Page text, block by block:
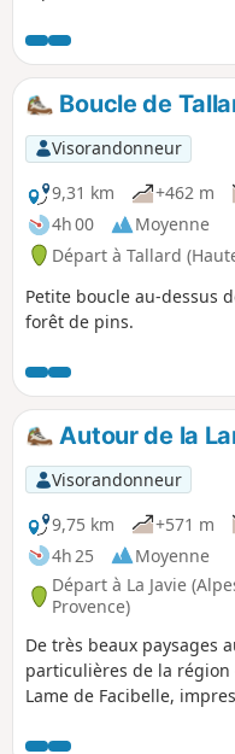
pics alentours.
Boucle de
Visorandonneur
9,31 km
+462 m
4h 00
Moyenne
Départ à Tallard
Petite boucle au-dessus
forêt de pins.
Autour de la
Visorandonneur
9,75 km
+571 m
4h 25
Moyenne
Départ à La Javie
Provence)
De très beaux paysages
particulières de la
Lame de Facibelle,